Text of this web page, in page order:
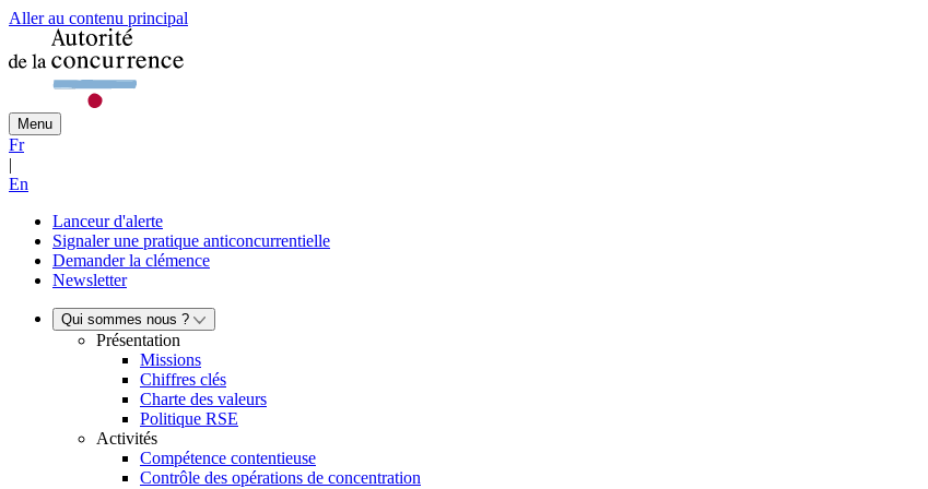
Aller au contenu principal
Menu
Fr
|
En
Lanceur d'alerte
Signaler une pratique anticoncurrentielle
Demander la clémence
Newsletter
Qui sommes nous ?
Présentation
Missions
Chiffres clés
Charte des valeurs
Politique RSE
Activités
Compétence contentieuse
Contrôle des opérations de concentration